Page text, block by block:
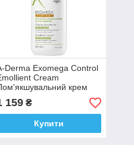
Derma Exomega Control
Cream
крем
тіла Проти Зуда А-
Екзомега 400 мл
159₴
Купити